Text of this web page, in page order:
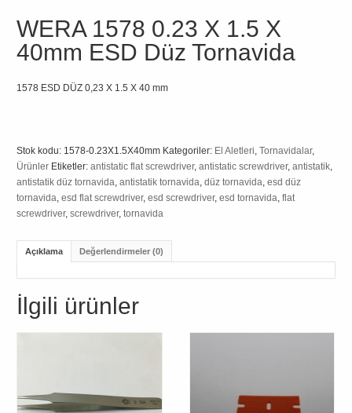
WERA 1578 0.23 X 1.5 X
40mm ESD Düz Tornavida
1578 ESD DÜZ 0,23 X 1.5 X 40 mm
Stok kodu: 1578-0.23X1.5X40mm Kategoriler: El Aletleri ,Tornavidalar,
Ürünler Etiketler:antistatic flat screwdriver,antistatic screwdriver,antistatik
antistatik düz tornavida ,antistatik tornavida ,düz tornavida ,esd düz
tornavida ,esd flat screwdriver,esd screwdriver,esd tornavida ,flat
screwdriver,screwdriver,tornavida
Açıklama Değerlendirmeler (0)
İlgili ürünler